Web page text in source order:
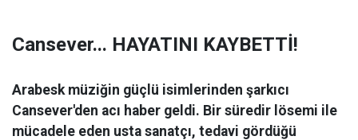
Cansever... HAYATINI KAYBETTİ!
Arabesk müziğin güçlü isimlerinden şarkıcı
Cansever'den acı haber geldi. Bir süredir lösemi ile
mücadele eden usta sanatçı, tedavi gördüğü